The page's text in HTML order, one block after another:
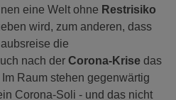
eine Welt ohne Restrisiko
wird, zum anderen, dass
die
nach der Corona-Krise das
Raum stehen gegenwärtig
Corona-Soli - und das nicht